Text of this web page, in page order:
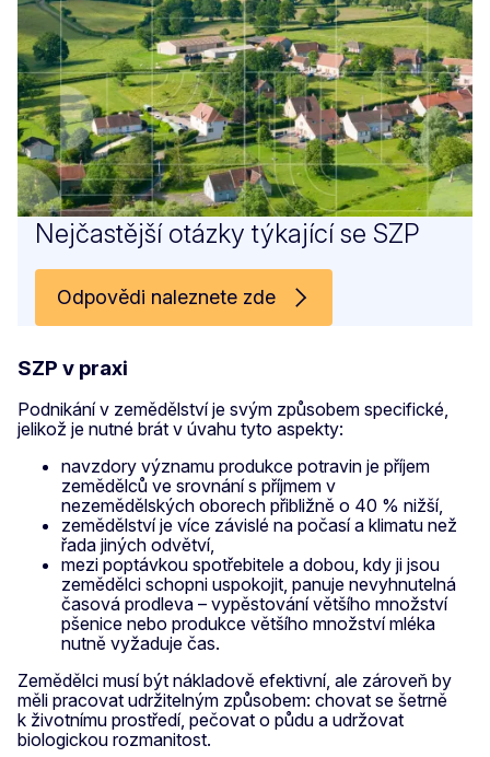
Nejčastější otázky týkající se SZP
Odpovědi naleznete zde
SZP v praxi
Podnikání v zemědělství je svým způsobem specifické,
jelikož je nutné brát v úvahu tyto aspekty:
navzdory významu produkce potravin je příjem
zemědělců ve srovnání s příjmem v
nezemědělských oborech přibližně o 40 % nižší,
zemědělství je více závislé na počasí a klimatu než
řada jiných odvětví,
mezi poptávkou spotřebitele a dobou, kdy ji jsou
zemědělci schopni uspokojit, panuje nevyhnutelná
časová prodleva – vypěstování většího množství
pšenice nebo produkce většího množství mléka
nutně vyžaduje čas.
Zemědělci musí být nákladově efektivní, ale zároveň by
měli pracovat udržitelným způsobem: chovat se šetrně
k životnímu prostředí, pečovat o půdu a udržovat
biologickou rozmanitost.